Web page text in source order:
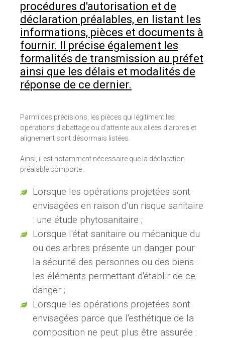
procédures d'autorisation et de
déclaration préalables, en listant les
informations, pièces et documents à
fournir. Il précise également les
formalités de transmission au préfet
ainsi que les délais et modalités de
réponse de ce dernier.
Parmi ces précisions, les pièces qui légitiment les
opérations d’abattage ou d’atteinte aux allées d’arbres et
alignement sont désormais listées.
Ainsi, il est notamment nécessaire que la déclaration
préalable comporte :
Lorsque les opérations projetées sont
envisagées en raison d'un risque sanitaire
: une étude phytosanitaire ;
Lorsque l'état sanitaire ou mécanique du
ou des arbres présente un danger pour
la sécurité des personnes ou des biens :
les éléments permettant d'établir de ce
danger ;
Lorsque les opérations projetées sont
envisagées parce que l'esthétique de la
composition ne peut plus être assurée :